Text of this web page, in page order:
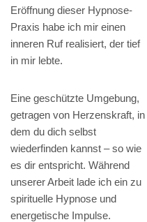
Eröffnung dieser Hypnose-
Praxis habe ich mir einen
inneren Ruf realisiert, der tief
in mir lebte.
Eine geschützte Umgebung,
getragen von Herzenskraft, in
dem du dich selbst
wiederfinden kannst – so wie
es dir entspricht. Während
unserer Arbeit lade ich ein zu
spirituelle Hypnose und
energetische Impulse.